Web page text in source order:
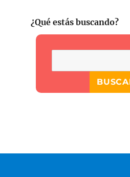
¿Qué estás buscando?